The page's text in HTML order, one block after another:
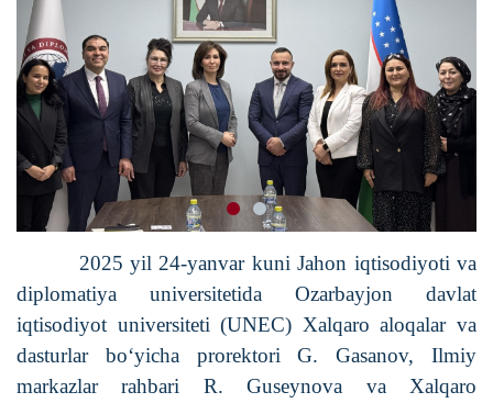
2025 yil 24-yanvar kuni Jahon iqtisodiyoti va
diplomatiya universitetida Ozarbayjon davlat
iqtisodiyot universiteti (UNEC) Xalqaro aloqalar va
dasturlar bo‘yicha prorektori G. Gasanov, Ilmiy
markazlar rahbari R. Guseynova va Xalqaro